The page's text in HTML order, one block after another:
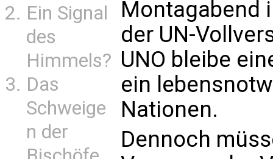
Ein Signal
des
Himmels?
Das
Schweige
n der
Montagabend
der UN-
UNO bleibe
ein
Nationen.
Dennoch